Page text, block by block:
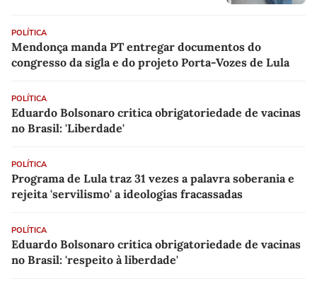
POLÍTICA
Mendonça manda PT entregar documentos do
congresso da sigla e do projeto Porta-Vozes de Lula
POLÍTICA
Eduardo Bolsonaro critica obrigatoriedade de vacinas
no Brasil: 'Liberdade'
POLÍTICA
Programa de Lula traz 31 vezes a palavra soberania e
rejeita 'servilismo' a ideologias fracassadas
POLÍTICA
Eduardo Bolsonaro critica obrigatoriedade de vacinas
no Brasil: 'respeito à liberdade'